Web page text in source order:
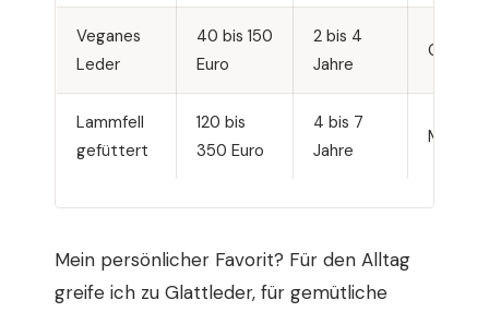
Veganes
Leder
40 bis 150
Euro
2 bis 4
Jahre
Gering
Lammfell
gefüttert
120 bis
350 Euro
4 bis 7
Jahre
Mittel
Mein persönlicher Favorit? Für den Alltag
greife ich zu Glattleder, für gemütliche